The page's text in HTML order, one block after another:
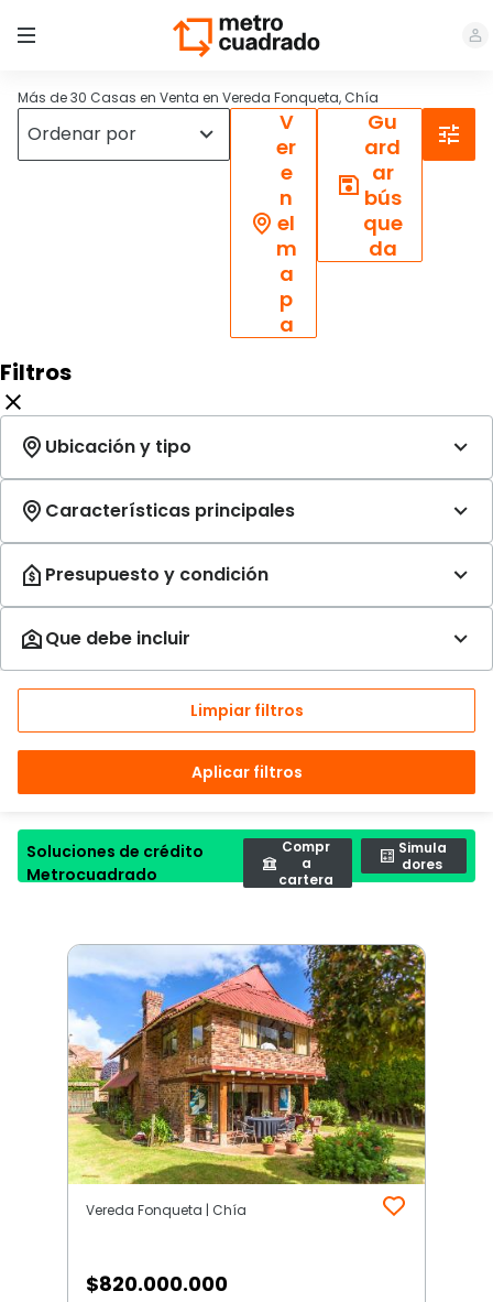
Más de 30 Casas en Venta en Vereda Fonqueta, Chía
V
er
e
n
el
m
a
p
a
Gu
ard
ar
bús
que
da
Filtros
Limpiar filtros
Aplicar filtros
Soluciones de crédito
Metrocuadrado
Compr
a
cartera
Simula
dores
Vereda Fonqueta | Chía
$820.000.000